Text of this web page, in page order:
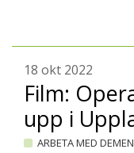
18 okt 2022
Film:
upp i
ARBETA MED